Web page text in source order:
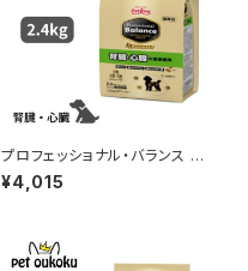
プロフェッショナル・バランス エ
クストラケア 腎臓・心臓の健康
維持 2.4kg 4902418001777
¥4,015